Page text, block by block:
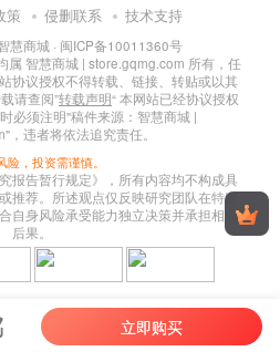
策 侵删联系 技术支持
慧商城 · 闽ICP备10011360号
属 智慧商城 | store.gqmg.com 所有，任
协议授权不得转载、链接、转贴或以其
请查阅”转载声明“ 本网站已经协议授权
必须注明"稿件来源：智慧商城 |
，违者将依法追究责任。
险，投资需谨慎。
报告暂行规定》，所有内容均不构成具
推荐。所述观点仅反映研究团队在特定
自身风险承受能力独立决策并承担相应
后果。
立即购买